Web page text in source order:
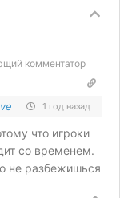
комментатор
1 год назад
что игроки
со временем.
не разбежишься